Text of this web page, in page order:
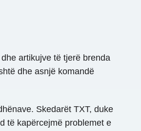
artikujve të tjerë brenda
dhe asnjë komandë
Skedarët TXT, duke
të kapërcejmë problemet e